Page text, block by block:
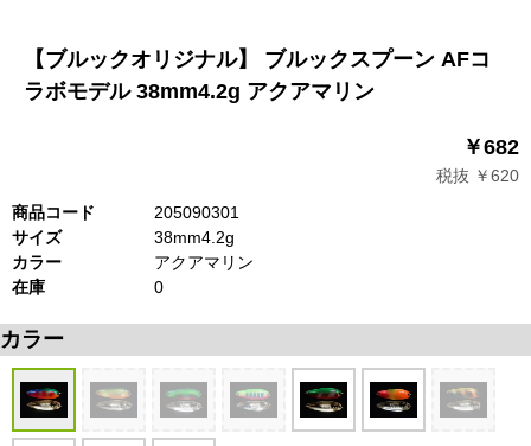
【ブルックオリジナル】 ブルックスプーン AFコ
ラボモデル 38mm4.2g アクアマリン
￥682
税抜 ￥620
商品コード
205090301
サイズ
38mm4.2g
カラー
アクアマリン
在庫
0
カラー